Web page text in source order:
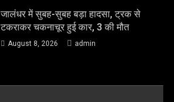
जालंधर में सुबह-सुबह बड़ा हादसा, ट्रक से
टकराकर चकनाचूर हुई कार, 3 की मौत
August 8, 2026 admin